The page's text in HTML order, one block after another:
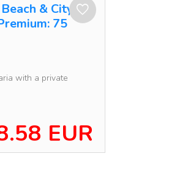
& City
75
with a private
EUR